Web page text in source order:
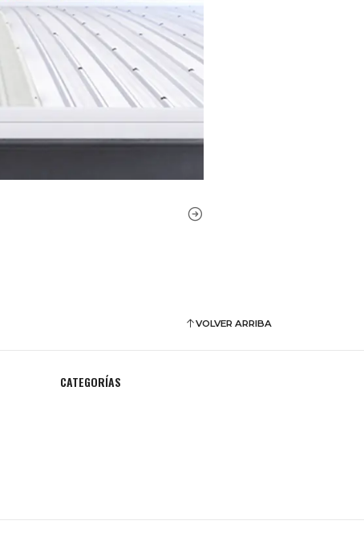
VOLVER ARRIBA
CATEGORÍAS